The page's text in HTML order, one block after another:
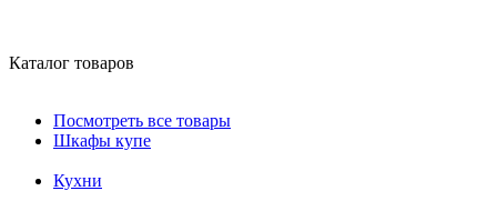
Каталог товаров
Посмотреть все товары
Шкафы купе
Кухни